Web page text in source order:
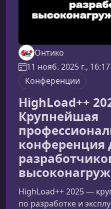
Онтико
11 нояб. 2025 г., 16:17
Конференции
HighLoad++
Крупнейшая
конференция
HighLoad++ 2025 —
по разработке и